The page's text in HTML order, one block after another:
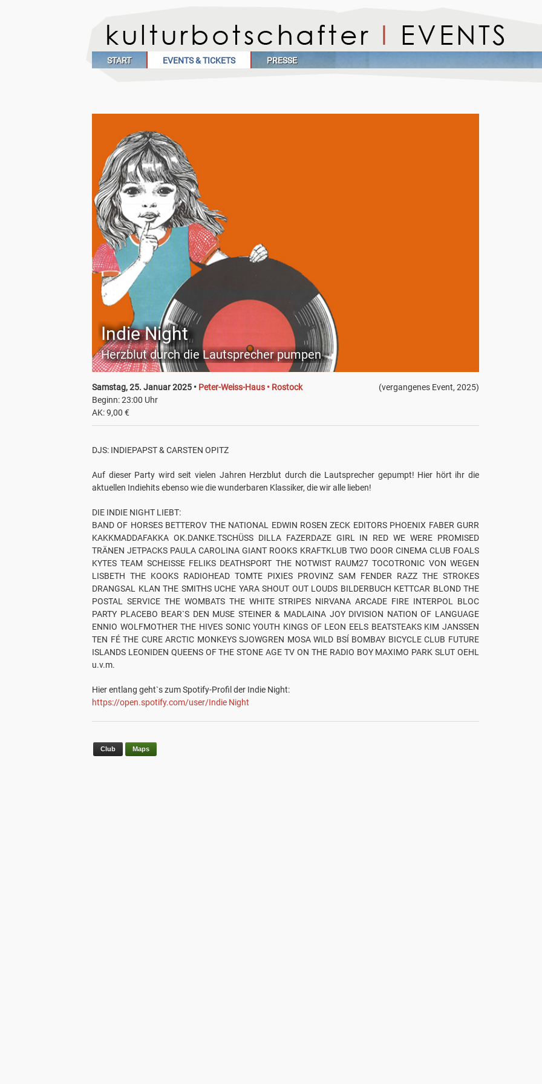
START EVENTS & TICKETS PRESSE
Indie Night
Herzblut durch die Lautsprecher pumpen
(vergangenes Event, 2025)
Samstag, 25. Januar 2025 • Peter-Weiss-Haus • Rostock
Beginn: 23:00 Uhr
AK: 9,00 €
DJS: INDIEPAPST & CARSTEN OPITZ
Auf dieser Party wird seit vielen Jahren Herzblut durch die Lautsprecher gepumpt! Hier hört ihr die
aktuellen Indiehits ebenso wie die wunderbaren Klassiker, die wir alle lieben!
DIE INDIE NIGHT LIEBT:
BAND OF HORSES BETTEROV THE NATIONAL EDWIN ROSEN ZECK EDITORS PHOENIX FABER GURR
KAKKMADDAFAKKA OK.DANKE.TSCHÜSS DILLA FAZERDAZE GIRL IN RED WE WERE PROMISED
TRÄNEN JETPACKS PAULA CAROLINA GIANT ROOKS KRAFTKLUB TWO DOOR CINEMA CLUB FOALS
KYTES TEAM SCHEISSE FELIKS DEATHSPORT THE NOTWIST RAUM27 TOCOTRONIC VON WEGEN
LISBETH THE KOOKS RADIOHEAD TOMTE PIXIES PROVINZ SAM FENDER RAZZ THE STROKES
DRANGSAL KLAN THE SMITHS UCHE YARA SHOUT OUT LOUDS BILDERBUCH KETTCAR BLOND THE
POSTAL SERVICE THE WOMBATS THE WHITE STRIPES NIRVANA ARCADE FIRE INTERPOL BLOC
PARTY PLACEBO BEAR`S DEN MUSE STEINER & MADLAINA JOY DIVISION NATION OF LANGUAGE
ENNIO WOLFMOTHER THE HIVES SONIC YOUTH KINGS OF LEON EELS BEATSTEAKS KIM JANSSEN
TEN FÉ THE CURE ARCTIC MONKEYS SJOWGREN MOSA WILD BSÍ BOMBAY BICYCLE CLUB FUTURE
ISLANDS LEONIDEN QUEENS OF THE STONE AGE TV ON THE RADIO BOY MAXIMO PARK SLUT OEHL
u.v.m.
Hier entlang geht`s zum Spotify-Profil der Indie Night:
https://open.spotify.com/user/Indie Night
Club Maps